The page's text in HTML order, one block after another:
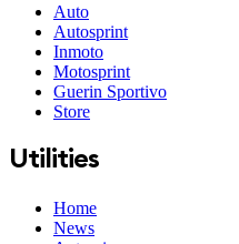
Auto
Autosprint
Inmoto
Motosprint
Guerin Sportivo
Store
Utilities
Home
News